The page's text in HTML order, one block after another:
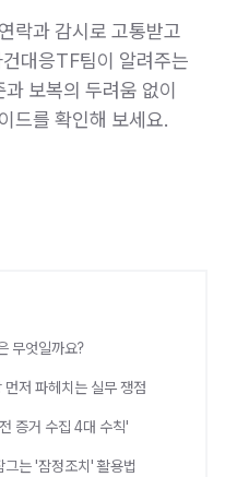
락과 감시로 고통받고
대응TF팀이 알려주는
보복의 두려움 없이
드를 확인해 보세요.
무엇일까요?
저 파헤치는 실무 쟁점
증거 수집 4대 수칙'
는 '잠정조치' 활용법